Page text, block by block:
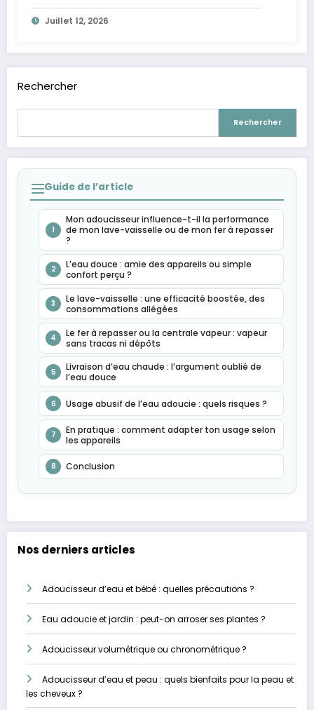
Juillet 12, 2026
Rechercher
Rechercher
Guide de l’article
1
Mon adoucisseur influence-t-il la performance
de mon lave-vaisselle ou de mon fer à repasser
?
2
L’eau douce : amie des appareils ou simple
confort perçu ?
3
Le lave-vaisselle : une efficacité boostée, des
consommations allégées
4
Le fer à repasser ou la centrale vapeur : vapeur
sans tracas ni dépôts
5
Livraison d’eau chaude : l’argument oublié de
l’eau douce
6 Usage abusif de l’eau adoucie : quels risques ?
7
En pratique : comment adapter ton usage selon
les appareils
8 Conclusion
Nos derniers articles
Adoucisseur d’eau et bébé : quelles précautions ?
Eau adoucie et jardin : peut-on arroser ses plantes ?
Adoucisseur volumétrique ou chronométrique ?
Adoucisseur d’eau et peau : quels bienfaits pour la peau et
les cheveux ?